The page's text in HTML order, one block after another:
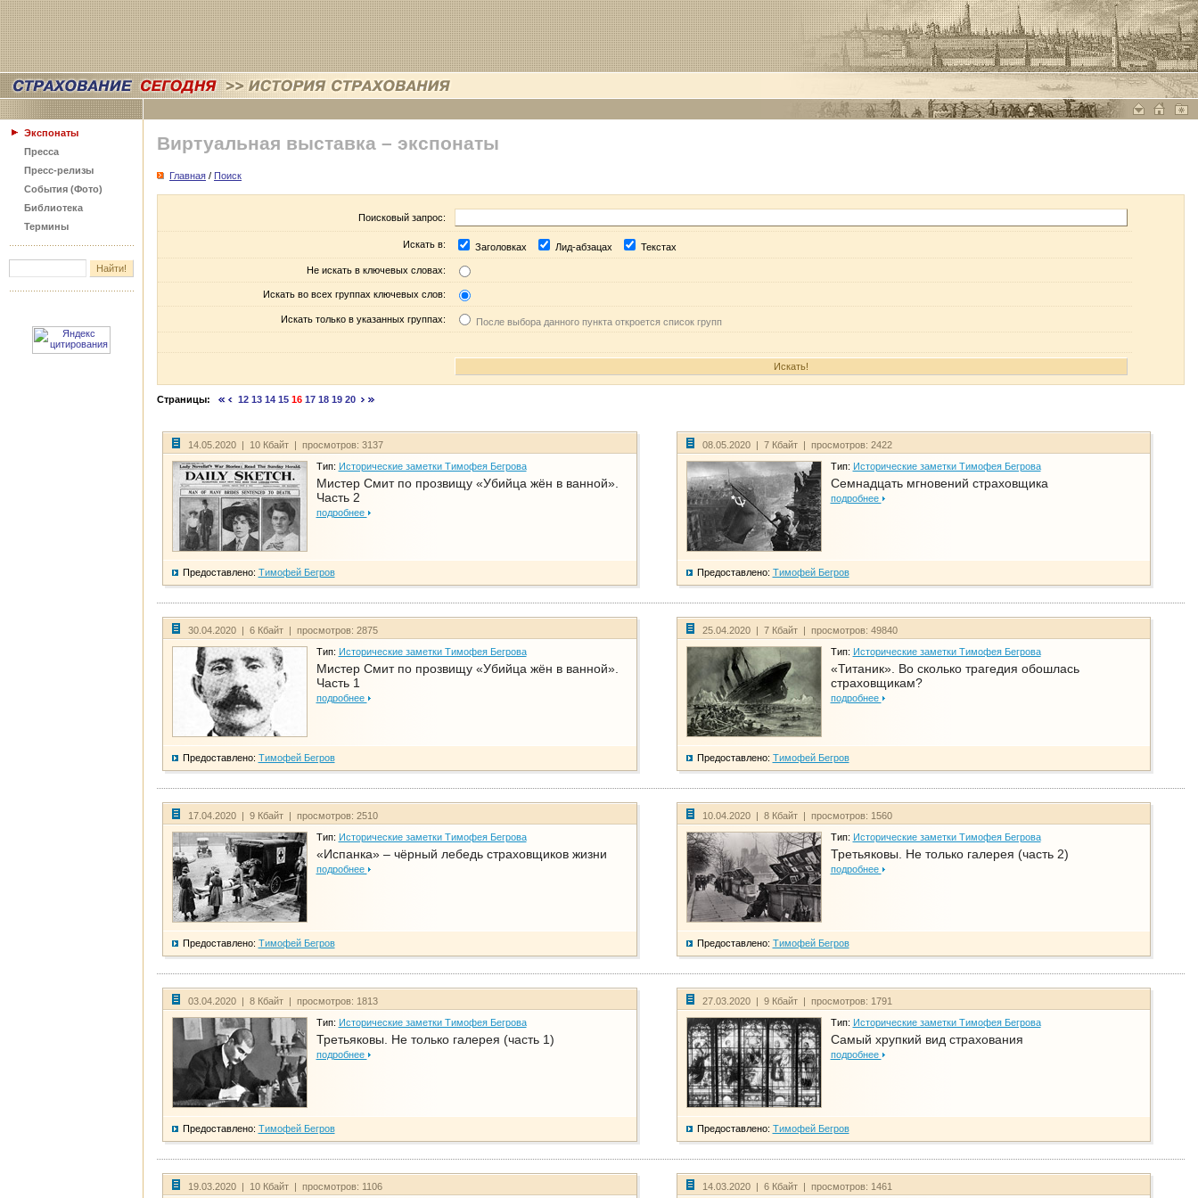
Экспонаты
Пресса
Пресс-релизы
События (Фото)
Библиотека
Термины
Виртуальная выставка – экспонаты
Главная / Поиск
Поисковый запрос:
Искать в: Заголовках Лид-абзацах Текстах
Не искать в ключевых словах:
Искать во всех группах ключевых слов:
Искать только в указанных группах: После выбора данного пункта откроется список групп
Страницы: 12 13 14 15 16 17 18 19 20
14.05.2020 | 10 Кбайт | просмотров: 3137
Тип: Исторические заметки Тимофея Бегрова
Мистер Смит по прозвищу «Убийца жён в ванной».
Часть 2
подробнее
Предоставлено: Тимофей Бегров
08.05.2020 | 7 Кбайт | просмотров: 2422
Тип: Исторические заметки Тимофея Бегрова
Семнадцать мгновений страховщика
подробнее
Предоставлено: Тимофей Бегров
30.04.2020 | 6 Кбайт | просмотров: 2875
Тип: Исторические заметки Тимофея Бегрова
Мистер Смит по прозвищу «Убийца жён в ванной».
Часть 1
подробнее
Предоставлено: Тимофей Бегров
25.04.2020 | 7 Кбайт | просмотров: 49840
Тип: Исторические заметки Тимофея Бегрова
«Титаник». Во сколько трагедия обошлась
страховщикам?
подробнее
Предоставлено: Тимофей Бегров
17.04.2020 | 9 Кбайт | просмотров: 2510
Тип: Исторические заметки Тимофея Бегрова
«Испанка» – чёрный лебедь страховщиков жизни
подробнее
Предоставлено: Тимофей Бегров
10.04.2020 | 8 Кбайт | просмотров: 1560
Тип: Исторические заметки Тимофея Бегрова
Третьяковы. Не только галерея (часть 2)
подробнее
Предоставлено: Тимофей Бегров
03.04.2020 | 8 Кбайт | просмотров: 1813
Тип: Исторические заметки Тимофея Бегрова
Третьяковы. Не только галерея (часть 1)
подробнее
Предоставлено: Тимофей Бегров
27.03.2020 | 9 Кбайт | просмотров: 1791
Тип: Исторические заметки Тимофея Бегрова
Самый хрупкий вид страхования
подробнее
Предоставлено: Тимофей Бегров
19.03.2020 | 10 Кбайт | просмотров: 1106 14.03.2020 | 6 Кбайт | просмотров: 1461